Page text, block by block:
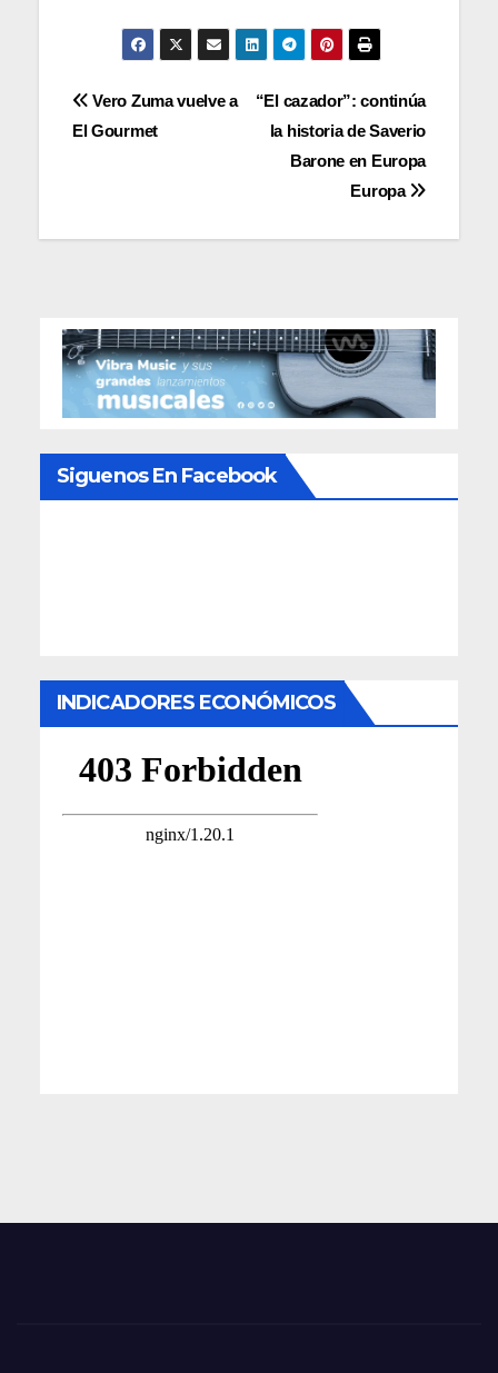
Navegación“El cazador”: continúa
la historia de Saverio
Barone en Europa
Europa
Vero Zuma vuelve a
El Gourmet
Siguenos En Facebook
INDICADORES ECONÓMICOS